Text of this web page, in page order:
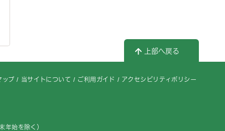
上部へ戻る
ップ 当サイトについて ご利用ガイド アクセシビリティポリシー
年始を除く）